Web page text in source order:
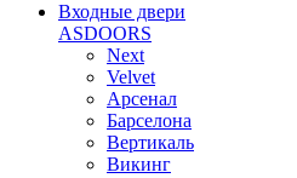
Входные двери
ASDOORS
Next
Velvet
Арсенал
Барселона
Вертикаль
Викинг